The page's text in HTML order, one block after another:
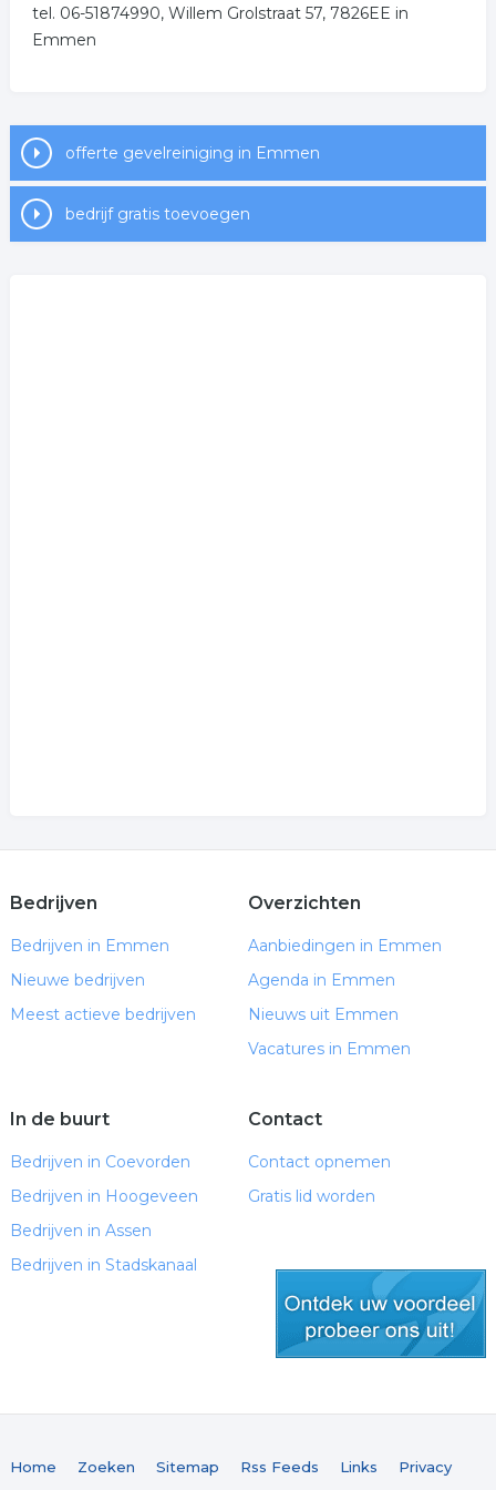
.tel. 06-51874990, Willem Grolstraat 57, 7826EE in
Emmen
offerte gevelreiniging in Emmen
bedrijf gratis toevoegen
Bedrijven
Bedrijven in Emmen
Nieuwe bedrijven
Meest actieve bedrijven
Overzichten
Aanbiedingen in Emmen
Agenda in Emmen
Nieuws uit Emmen
Vacatures in Emmen
In de buurt
Bedrijven in Coevorden
Bedrijven in Hoogeveen
Bedrijven in Assen
Bedrijven in Stadskanaal
Contact
Contact opnemen
Gratis lid worden
Home Zoeken Sitemap Rss Feeds Links Privacy